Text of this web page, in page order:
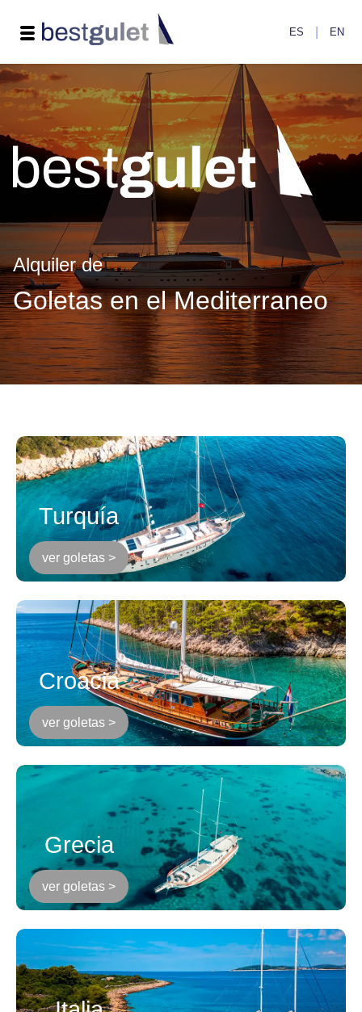
ES EN
Alquiler de
Goletas en el Mediterraneo
Turquía
ver goletas >
Croacia
ver goletas >
Grecia
ver goletas >